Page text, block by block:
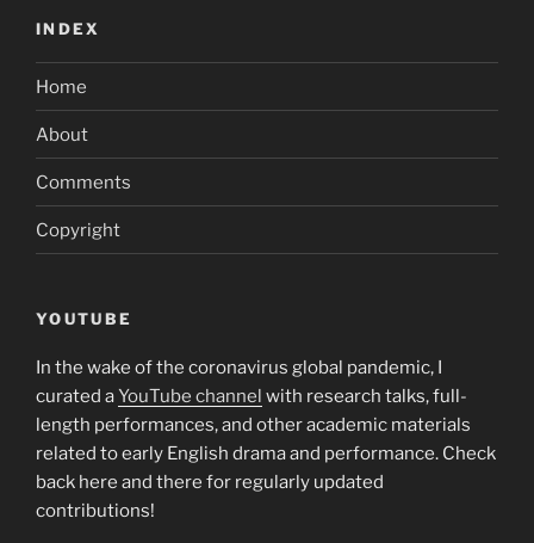
INDEX
Home
About
Comments
Copyright
YOUTUBE
In the wake of the coronavirus global pandemic, I
curated aYouTube channel with research talks, full-
length performances, and other academic materials
related to early English drama and performance. Check
back here and there for regularly updated
contributions!